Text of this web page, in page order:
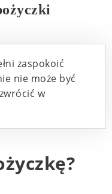
zaspokoić
nie może być
w